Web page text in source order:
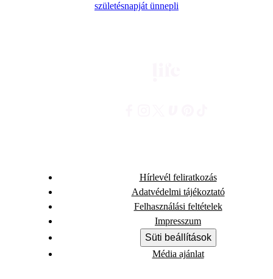
születésnapját ünnepli
Hírlevél feliratkozás
Adatvédelmi tájékoztató
Felhasználási feltételek
Impresszum
Süti beállítások
Média ajánlat